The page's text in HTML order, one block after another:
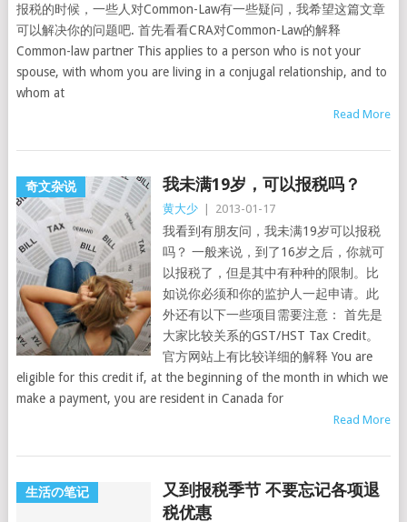
报税的时候，一些人对Common-Law有一些疑问，我希望这篇文章
可以解决你的问题吧. 首先看看CRA对Common-Law的解释
Common-law partner This applies to a person who is not your
spouse, with whom you are living in a conjugal relationship, and to
whom at
Read More
奇文杂说 我未满19岁，可以报税吗？
黄大少 2013-01-17
我看到有朋友问，我未满19岁可以报税
吗？ 一般来说，到了16岁之后，你就可
以报税了，但是其中有种种的限制。比
如说你必须和你的监护人一起申请。此
外还有以下一些项目需要注意： 首先是
大家比较关系的GST/HST Tax Credit。
官方网站上有比较详细的解释 You are
eligible for this credit if, at the beginning of the month in which we
make a payment, you are resident in Canada for
Read More
生活の笔记
又到报税季节 不要忘记各项退
税优惠